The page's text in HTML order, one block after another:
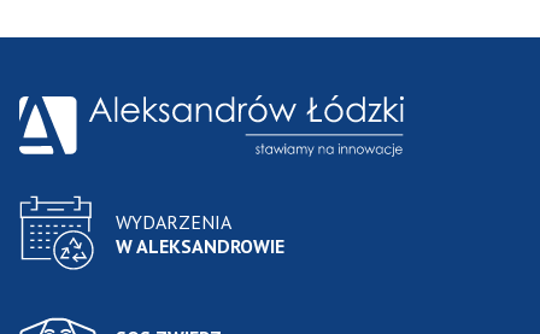
WYDARZENIA
W ALEKSANDROWIE